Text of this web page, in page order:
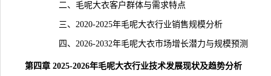
二、毛呢大衣客户群体与需求特点
三、2020-2025年毛呢大衣行业销售规模分析
四、2026-2032年毛呢大衣市场增长潜力与规模预测
第四章 2025-2026年毛呢大衣行业技术发展现状及趋势分析